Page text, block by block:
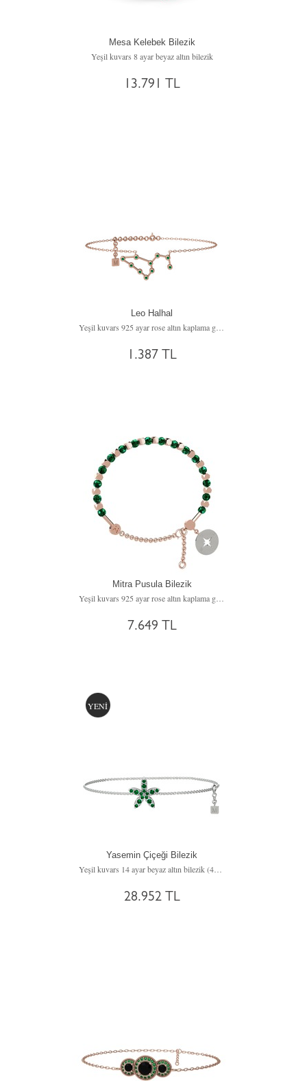
Mesa Kelebek Bilezik
Yeşil kuvars 8 ayar beyaz altın bilezik
13.791 TL
Leo Halhal
Yeşil kuvars 925 ayar rose altın kaplama gümüş bilezik (20 cm gümüş rolo zincir)
1.387 TL
Mitra Pusula Bilezik
Yeşil kuvars 925 ayar rose altın kaplama gümüş bilezik
7.649 TL
YENİ
Yasemin Çiçeği Bilezik
Yeşil kuvars 14 ayar beyaz altın bilezik (40 cm beyaz altın rolo zincir)
28.952 TL